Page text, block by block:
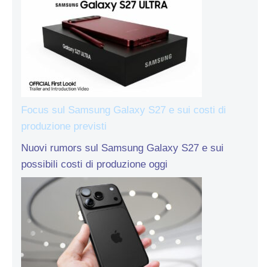
Focus sul Samsung Galaxy S27 e sui costi di
produzione previsti
Nuovi rumors sul Samsung Galaxy S27 e sui
possibili costi di produzione oggi